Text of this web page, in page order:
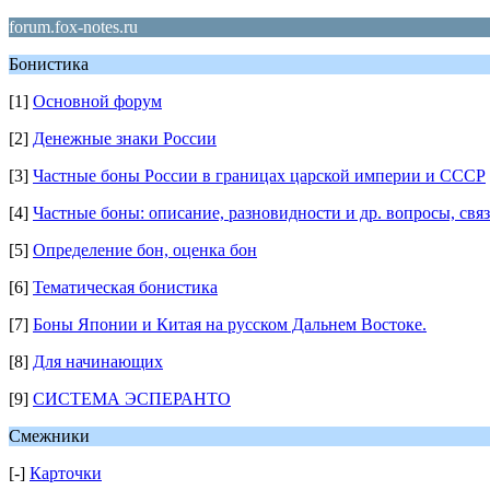
forum.fox-notes.ru
Бонистика
[1] Основной форум
[2] Денежные знаки России
[3] Частные боны России в границах царской империи и СССР
[4] Частные боны: описание, разновидности и др. вопросы,
[5] Определение бон, оценка бон
[6] Тематическая бонистика
[7] Боны Японии и Китая на русском Дальнем Востоке.
[8] Для начинающих
[9] СИСТЕМА ЭСПЕРАНТО
Смежники
[-] Карточки